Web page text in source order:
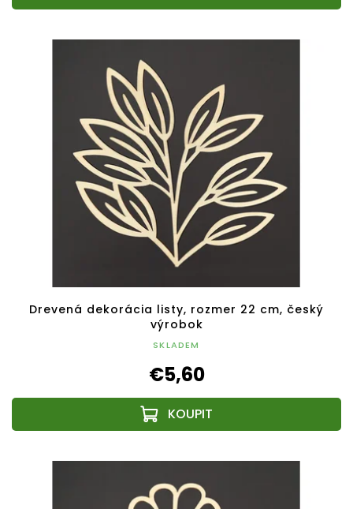
Drevená dekorácia listy, rozmer 22 cm, český
výrobok
SKLADEM
€5,60